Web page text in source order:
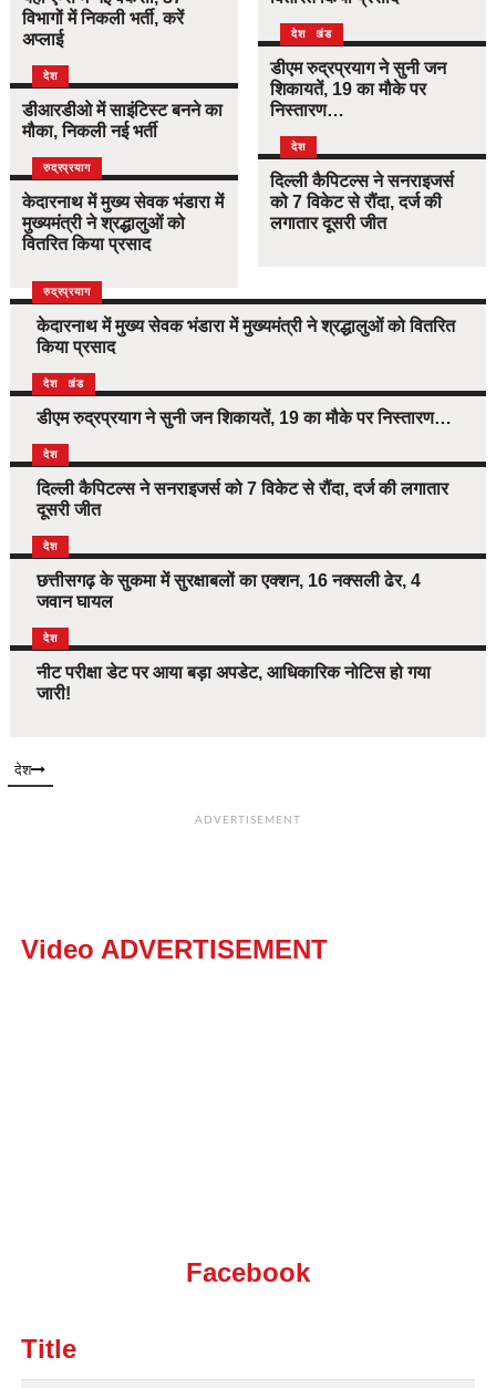
विभागों में निकली भर्ती, करें
अप्लाई
देश
डीआरडीओ में साइंटिस्ट बनने का
मौका, निकली नई भर्ती
उत्तराखंड
देश
रुद्रप्रयाग
केदारनाथ में मुख्य सेवक भंडारा में
मुख्यमंत्री ने श्रद्धालुओं को
वितरित किया प्रसाद
उत्तराखंड
देश
डीएम रुद्रप्रयाग ने सुनी जन
शिकायतें, 19 का मौके पर
निस्तारण…
देश
दिल्ली कैपिटल्स ने सनराइजर्स
को 7 विकेट से रौंदा, दर्ज की
लगातार दूसरी जीत
उत्तराखंड
देश
रुद्रप्रयाग
केदारनाथ में मुख्य सेवक भंडारा में मुख्यमंत्री ने श्रद्धालुओं को वितरित
किया प्रसाद
उत्तराखंड
देश
डीएम रुद्रप्रयाग ने सुनी जन शिकायतें, 19 का मौके पर निस्तारण…
देश
दिल्ली कैपिटल्स ने सनराइजर्स को 7 विकेट से रौंदा, दर्ज की लगातार
दूसरी जीत
देश
छत्तीसगढ़ के सुकमा में सुरक्षाबलों का एक्शन, 16 नक्सली ढेर, 4
जवान घायल
देश
नीट परीक्षा डेट पर आया बड़ा अपडेट, आधिकारिक नोटिस हो गया
जारी!
देश
ADVERTISEMENT
Video ADVERTISEMENT
Facebook
Title